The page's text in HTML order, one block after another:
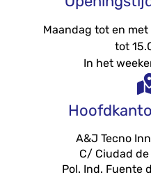
Maandag tot en
tot
In het
A&J Tecno
C/ Ciudad
Pol. Ind. Fuente